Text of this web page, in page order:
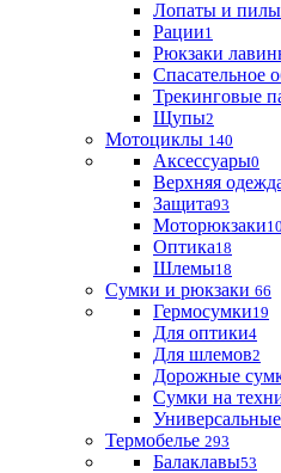
Лопаты и пилы
Рации1
Рюкзаки
Спасательное
Трекинговые
Щупы2
Мотоциклы 140
Аксессуары0
Верхняя
Защита93
Моторюкзаки10
Оптика18
Шлемы18
Сумки и рюкзаки 66
Гермосумки19
Для оптики4
Для шлемов2
Дорожные
Сумки на
Термобелье 293
Балаклавы53